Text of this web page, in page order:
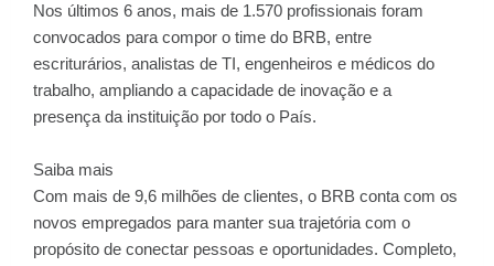
Nos últimos 6 anos, mais de 1.570 profissionais foram
convocados para compor o time do BRB, entre
escriturários, analistas de TI, engenheiros e médicos do
trabalho, ampliando a capacidade de inovação e a
presença da instituição por todo o País.
Saiba mais
Com mais de 9,6 milhões de clientes, o BRB conta com os
novos empregados para manter sua trajetória com o
propósito de conectar pessoas e oportunidades. Completo,